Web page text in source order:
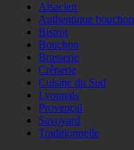
Alsacien
Authentique bouchon
Bistrot
Bouchon
Brasserie
Crêperie
Cuisine du Sud
Lyonnais
Provençal
Savoyard
Traditionnelle